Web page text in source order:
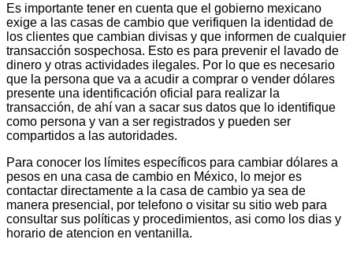
Es importante tener en cuenta que el gobierno mexicano
exige a las casas de cambio que verifiquen la identidad de
los clientes que cambian divisas y que informen de cualquier
transacción sospechosa. Esto es para prevenir el lavado de
dinero y otras actividades ilegales. Por lo que es necesario
que la persona que va a acudir a comprar o vender dólares
presente una identificación oficial para realizar la
transacción, de ahí van a sacar sus datos que lo identifique
como persona y van a ser registrados y pueden ser
compartidos a las autoridades.
Para conocer los límites específicos para cambiar dólares a
pesos en una casa de cambio en México, lo mejor es
contactar directamente a la casa de cambio ya sea de
manera presencial, por telefono o visitar su sitio web para
consultar sus políticas y procedimientos, asi como los dias y
horario de atencion en ventanilla.